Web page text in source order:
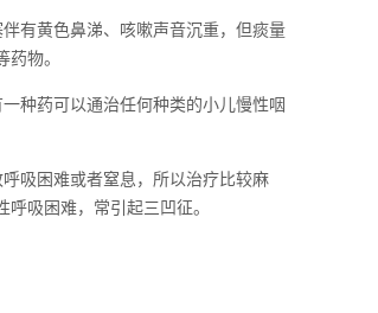
有黄色鼻涕、咳嗽声音沉重，但痰量
物。
种药可以通治任何种类的小儿慢性咽
吸困难或者窒息，所以治疗比较麻
吸困难，常引起三凹征。